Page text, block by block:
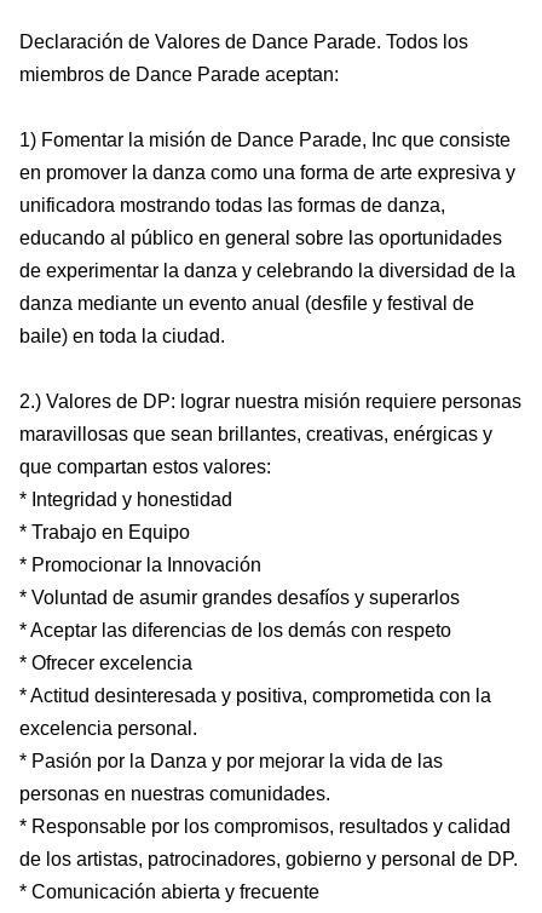
Declaración de Valores de Dance Parade. Todos los
miembros de Dance Parade aceptan:
1) Fomentar la misión de Dance Parade, Inc que consiste
en promover la danza como una forma de arte expresiva y
unificadora mostrando todas las formas de danza,
educando al público en general sobre las oportunidades
de experimentar la danza y celebrando la diversidad de la
danza mediante un evento anual (desfile y festival de
baile) en toda la ciudad.
2.) Valores de DP: lograr nuestra misión requiere personas
maravillosas que sean brillantes, creativas, enérgicas y
que compartan estos valores:
* Integridad y honestidad
* Trabajo en Equipo
* Promocionar la Innovación
* Voluntad de asumir grandes desafíos y superarlos
* Aceptar las diferencias de los demás con respeto
* Ofrecer excelencia
* Actitud desinteresada y positiva, comprometida con la
excelencia personal.
* Pasión por la Danza y por mejorar la vida de las
personas en nuestras comunidades.
* Responsable por los compromisos, resultados y calidad
de los artistas, patrocinadores, gobierno y personal de DP.
* Comunicación abierta y frecuente